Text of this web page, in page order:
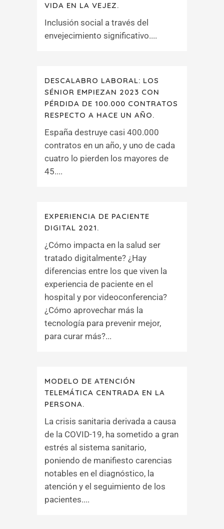
VIDA EN LA VEJEZ.
Inclusión social a través del
envejecimiento significativo....
DESCALABRO LABORAL: LOS
SÉNIOR EMPIEZAN 2023 CON
PÉRDIDA DE 100.000 CONTRATOS
RESPECTO A HACE UN AÑO.
España destruye casi 400.000
contratos en un año, y uno de cada
cuatro lo pierden los mayores de
45....
EXPERIENCIA DE PACIENTE
DIGITAL 2021.
¿Cómo impacta en la salud ser
tratado digitalmente? ¿Hay
diferencias entre los que viven la
experiencia de paciente en el
hospital y por videoconferencia?
¿Cómo aprovechar más la
tecnología para prevenir mejor,
para curar más?...
MODELO DE ATENCIÓN
TELEMÁTICA CENTRADA EN LA
PERSONA.
La crisis sanitaria derivada a causa
de la COVID-19, ha sometido a gran
estrés al sistema sanitario,
poniendo de manifiesto carencias
notables en el diagnóstico, la
atención y el seguimiento de los
pacientes....